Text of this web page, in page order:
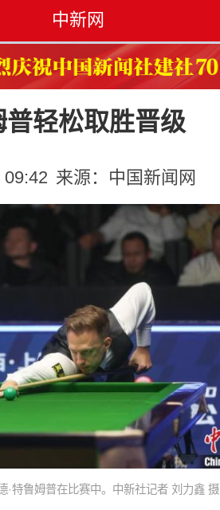
中新网
普轻松取胜晋级
09:42 来源： 中国新闻网
·特鲁姆普在比赛中。中新社记者 刘力鑫 摄